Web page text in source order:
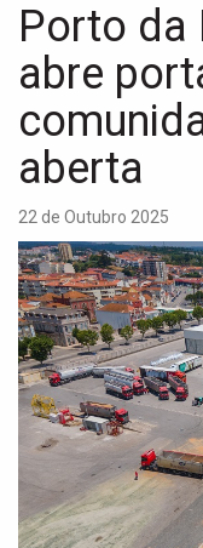
Porto da
abre
aberta
22 de Outubro 2025